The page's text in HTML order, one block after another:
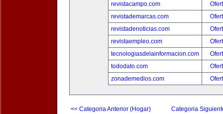
revistacampo.com
revistademarcas.com
revistadenoticias.com
revistaempleo.com
tecnologiasdelainformacion.com
tododato.com
zonademedios.com
<< Categoria Anterior (Hogar) Categoria